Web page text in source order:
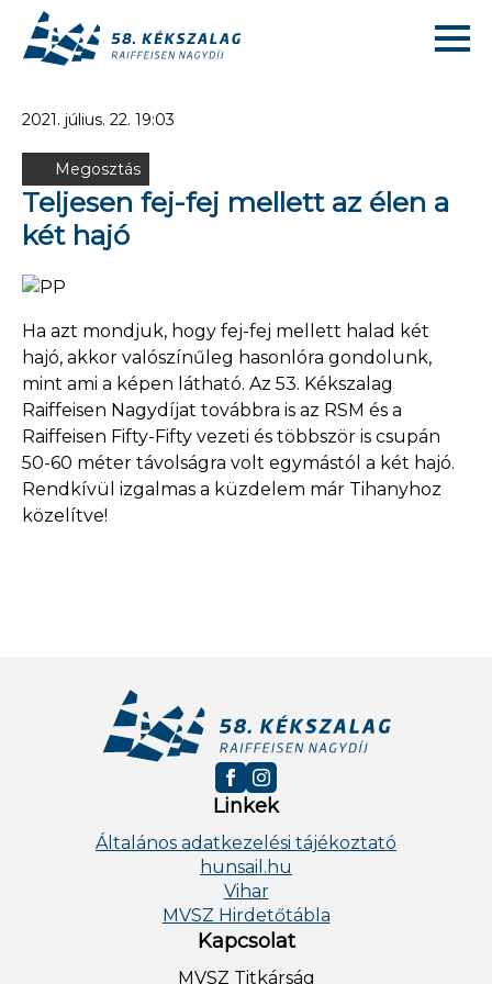
2021. július. 22. 19:03
Megosztás
Teljesen fej-fej mellett az élen a
két hajó
Ha azt mondjuk, hogy fej-fej mellett halad két
hajó, akkor valószínűleg hasonlóra gondolunk,
mint ami a képen látható. Az 53. Kékszalag
Raiffeisen Nagydíjat továbbra is az RSM és a
Raiffeisen Fifty-Fifty vezeti és többször is csupán
50-60 méter távolságra volt egymástól a két hajó.
Rendkívül izgalmas a küzdelem már Tihanyhoz
közelítve!
Linkek
Általános adatkezelési tájékoztató
hunsail.hu
Vihar
MVSZ Hirdetőtábla
Kapcsolat
MVSZ Titkárság